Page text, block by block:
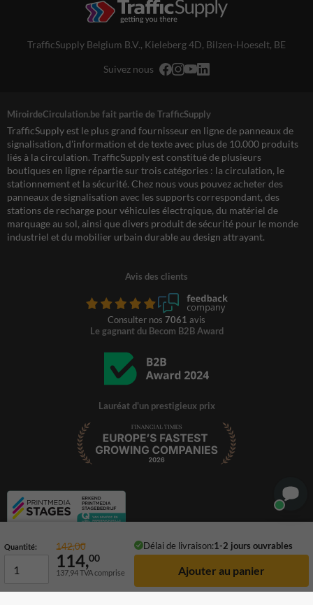
Quantité: 142,00 Délai de livraison:1-2 jours ouvrables
114,00
137,94TVA comprise
TrafficSupply Belgium B.V., Kieleberg 4D, Bilzen-Hoeselt, BE
Suivez nous
MiroirdeCirculation.be fait partie de TrafficSupply
TrafficSupply est le plus grand fournisseur en ligne de panneaux de
signalisation, d'information et de texte avec plus de 10.000 produits
liés à la circulation. TrafficSupply est constitué de plusieurs
boutiques en ligne répartie sur trois catégories : la circulation, le
stationnement et la sécurité. Chez nous vous pouvez acheter des
panneaux de signalisation avec les supports correspondant, des
stations de recharge pour véhicules électrqique, du matériel de
marquage au sol, ainsi que divers produit de sécurité pour le monde
industriel et du mobilier urbain durable au design attrayant.
Avis des clients
Consulter nos 7061 avis
Le gagnant du Becom B2B Award
Lauréat d'un prestigieux prix
© 2026 TrafficSupply. Tous droits réservés.